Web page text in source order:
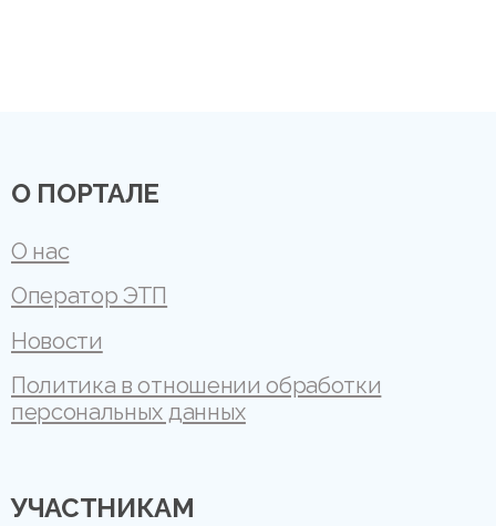
О ПОРТАЛЕ
О нас
Оператор ЭТП
Новости
Политика в отношении обработки
персональных данных
УЧАСТНИКАМ